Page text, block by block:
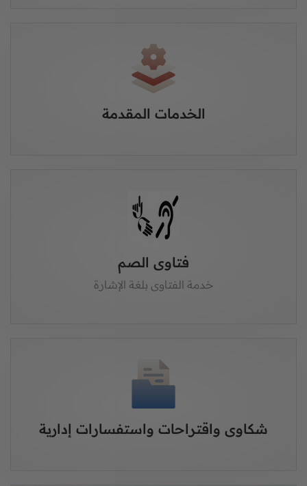
الخدمات المقدمة
فتاوى الصم
خدمة الفتاوى بلغة الإشارة
شكاوى واقتراحات واستفسارات إدارية